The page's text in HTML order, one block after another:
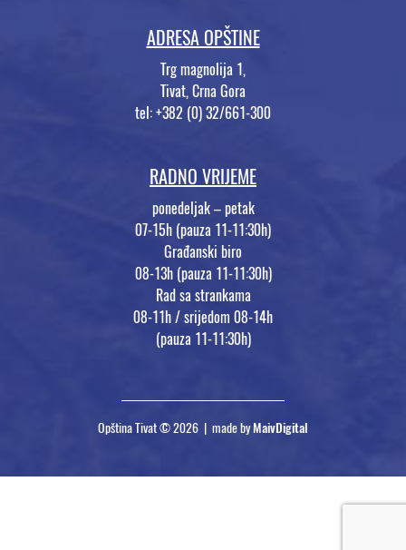
ADRESA OPŠTINE
Trg magnolija 1,
Tivat, Crna Gora
tel: +382 (0) 32/661-300
RADNO VRIJEME
ponedeljak – petak
07-15h (pauza 11-11:30h)
Građanski biro
08-13h (pauza 11-11:30h)
Rad sa strankama
08-11h / srijedom 08-14h
(pauza 11-11:30h)
Opština Tivat © 2026 | made byMaivDigital